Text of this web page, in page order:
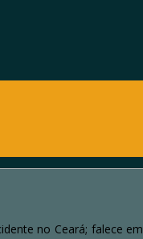
no Ceará; falece em